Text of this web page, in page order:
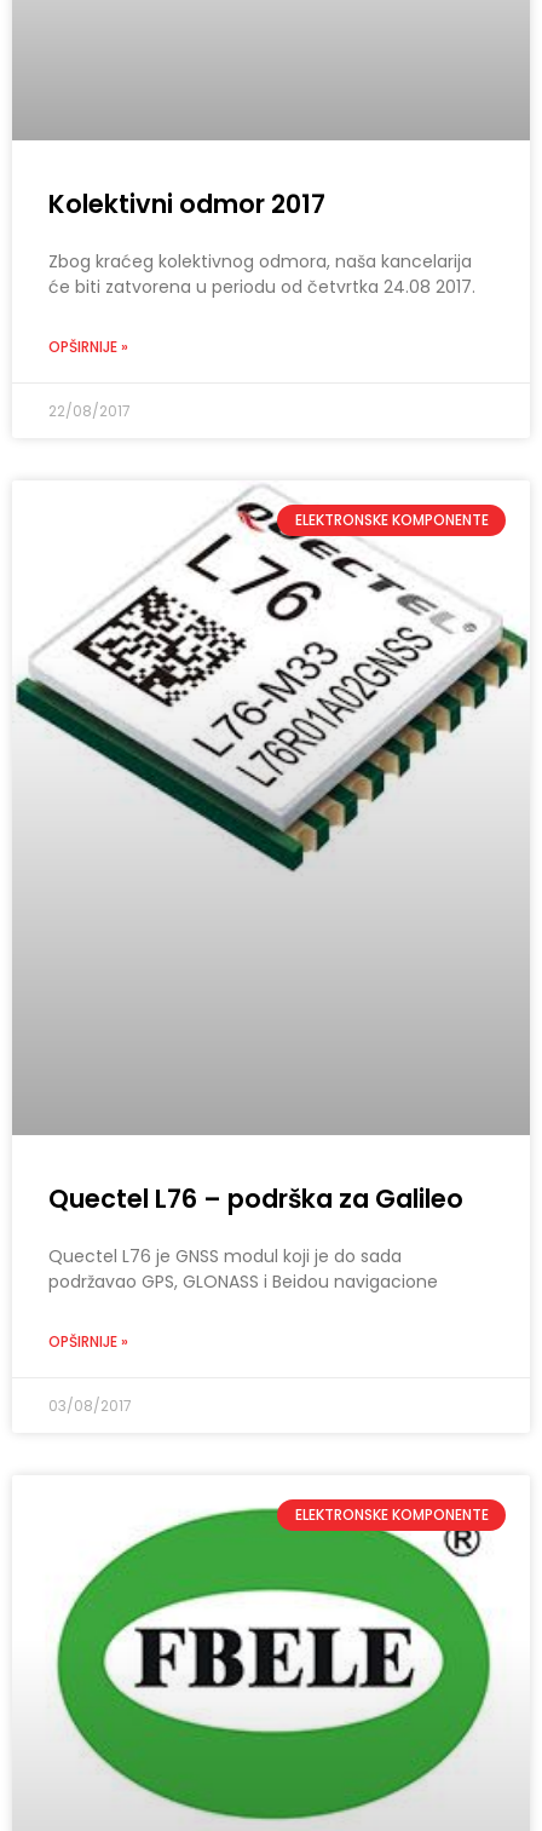
Kolektivni odmor 2017
Zbog kraćeg kolektivnog odmora, naša kancelarija
će biti zatvorena u periodu od četvrtka 24.08 2017.
OPŠIRNIJE »
22/08/2017
ELEKTRONSKE KOMPONENTE
Quectel L76 – podrška za Galileo
Quectel L76 je GNSS modul koji je do sada
podržavao GPS, GLONASS i Beidou navigacione
OPŠIRNIJE »
03/08/2017
ELEKTRONSKE KOMPONENTE